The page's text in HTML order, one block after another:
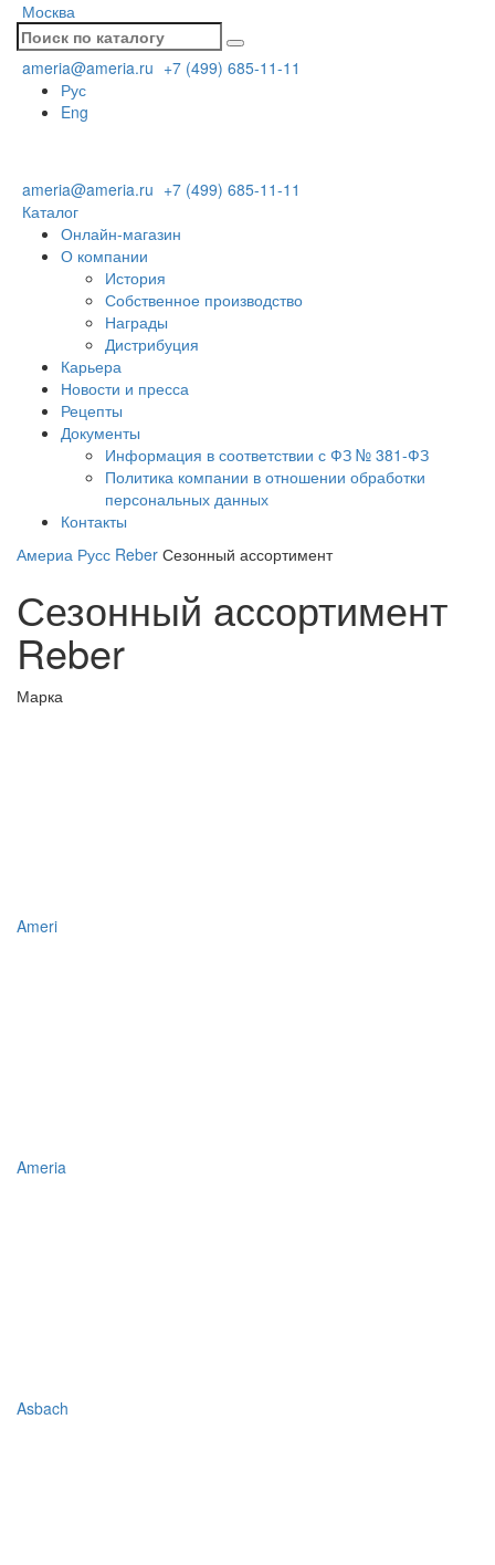
Москва
ameria@ameria.ru +7 (499) 685-11-11
Рус
Eng
ameria@ameria.ru +7 (499) 685-11-11
Каталог
Онлайн-магазин
О компании
История
Собственное производство
Награды
Дистрибуция
Карьера
Новости и пресса
Рецепты
Документы
Информация в соответствии с ФЗ № 381-ФЗ
Политика компании в отношении обработки
персональных данных
Контакты
Америа Русс Reber Сезонный ассортимент
Сезонный ассортимент
Reber
Марка
Ameri
Ameria
Asbach